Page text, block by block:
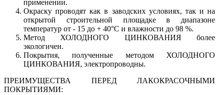
применении.
Окраску проводят как в заводских условиях, так и на
открытой строительной площадке в диапазоне
температур от - 15 до + 40°С и влажности до 98 %.
Метод ХОЛОДНОГО ЦИНКОВАНИЯ более
экологичен.
Покрытия, полученные методом ХОЛОДНОГО
ЦИНКОВАНИЯ, электропроводны.
ПРЕИМУЩЕСТВА ПЕРЕД ЛАКОКРАСОЧНЫМИ
ПОКРЫТИЯМИ: